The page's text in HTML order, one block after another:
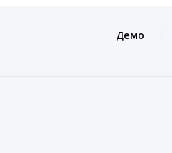
Демо